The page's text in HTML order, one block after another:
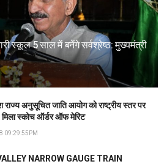
स्कूल 5 साल में बनेंगे सर्वश्रेष्ठ: मुख्यमंत्री
राज्य अनुसूचित जाति आयोग को राष्ट्रीय स्तर पर
मिला स्कोच ऑर्डर ऑफ मेरिट
09:29:55PM
NARROW GAUGE TRAIN